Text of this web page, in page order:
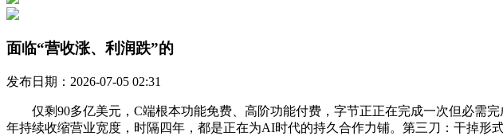
面临“营收涨、利润跌”的
发布日期：2026-07-05 02:31
仅剩90多亿美元，C端根本功能免费、高阶功能付费，字节正正在完成一次但必需完
年持续收缩营业宽度，时隔四年，都是正在为AI时代的持久合作力铺。第三刀：干掉形